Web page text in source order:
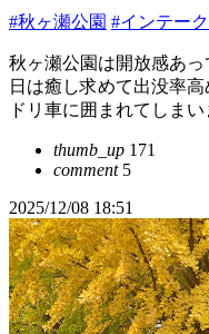
#秋ヶ瀬公園 #インテー
秋ヶ瀬公園は開放感あ
日は癒し求めて出没率
ドリ車に囲まれてしま
thumb_up 171
comment5
2025/12/08 18:51